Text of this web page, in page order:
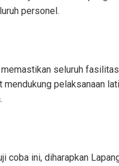
personel.
seluruh
mendukung pelaksanaan
coba ini, diharapkan